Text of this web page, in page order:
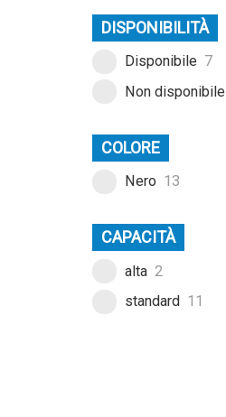
DISPONIBILITÀ
Disponibile 7
Non disponibile
COLORE
Nero 13
CAPACITÀ
alta 2
standard 11